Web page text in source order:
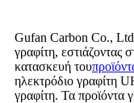
Gufan Carbon Co.,
γραφίτη, εστιάζοντας
κατασκευή του
ηλεκτρόδιο γραφίτη
γραφίτη. Τα προϊόντα